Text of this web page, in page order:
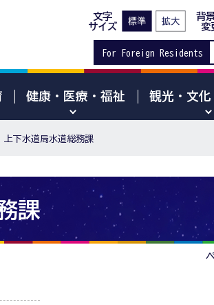
文字
サイズ
背
変
For Foreign Residents
健康・医療・福祉 観光・文化
上下水道局水道総務課
課